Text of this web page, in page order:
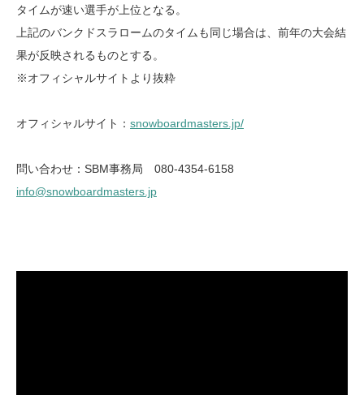
タイムが速い選手が上位となる。
上記のバンクドスラロームのタイムも同じ場合は、前年の大会結
果が反映されるものとする。
※オフィシャルサイトより抜粋
オフィシャルサイト： snowboardmasters.jp/
問い合わせ：SBM事務局 080-4354-6158
info@snowboardmasters.jp